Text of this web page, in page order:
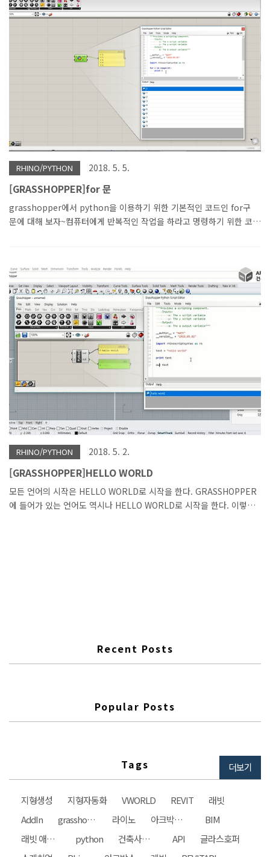
grasshopper 안에 있는 python에서는 미리 rhinoscriptsyntax 모
듈을 부르는 명령이 써져 있다. rhino 5에서는 수동으로 불러오면 되겠
다. 불러오는 명령은 import rhinoscriptsyntax as rs이다.rs라는
RHINO/PYTHON 2018. 5. 5.
[GRASSHOPPER]for 문
grasshopper에서 python을 이용하기 위한 기본적인 코드인 for구
문에 대해 보자~컴퓨터에게 반복적인 작업을 하라고 명령하기 위한 코
range는 범위를 잡아주는 명령어이다. range(시작, 멈춤 ,간격)
range는 시작과 간격은 생략이 가능한데 기본적으로 시작은 0으로 간
격은 1로 되어 있다. 그냥 range(10)이라고 10에서 멈춤을 해서 0부터
9까지의 배열이 생기게 된다. [0, 1, 2, 3, 4, 5, 6, 7, 8, 9] 만약 1부터 10
을 표현하고자 한다면..
RHINO/PYTHON 2018. 5. 2.
[GRASSHOPPER]HELLO WORLD
모든 언어의 시작은 HELLO WORLD로 시작을 한다. GRASSHOPPER
에 들어가 있는 언어도 역시나 HELLO WORLD로 시작을 한다. 이렇게
Recent Posts
Popular Posts
Tags 더보기
지형생성 지형자동화 VWORLD REVIT
래빗
AddIn
grasshopper 라이노 아크박스건축사사무소
BIM
래빗 애드인
python 건축사사무소 API
글라스호퍼